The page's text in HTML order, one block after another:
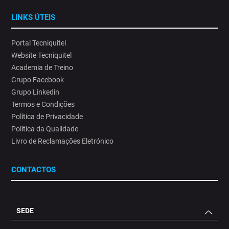
LINKS ÚTEIS
Portal Tecniquitel
Website Tecniquitel
Academia de Treino
Grupo Facebook
Grupo Linkedin
Termos e Condições
Política de Privacidade
Política da Qualidade
Livro de Reclamações Eletrónico
CONTACTOS
SEDE